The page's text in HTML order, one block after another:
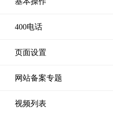
400电话
页面设置
网站备案专题
视频列表